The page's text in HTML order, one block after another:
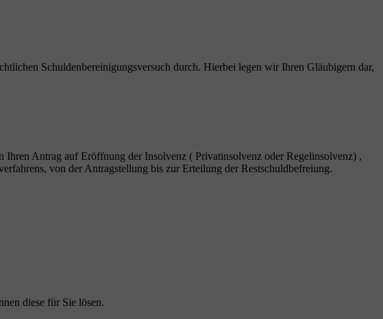
Schuldenbereinigungsversuch durch. Hierbei legen wir Ihren Gläubigern dar,
Antrag auf Eröffnung der Insolvenz ( Privatinsolvenz oder Regelinsolvenz) ,
von der Antragstellung bis zur Erteilung der Restschuldbefreiung.
diese für Sie lösen.